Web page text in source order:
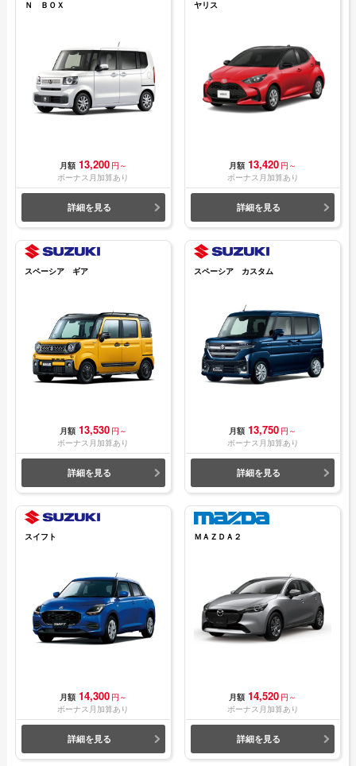
Ｎ ＢＯＸ
月額 13,200 円～
ボーナス月加算あり
詳細を見る
ヤリス
月額 13,420 円～
ボーナス月加算あり
詳細を見る
スペーシア ギア
月額 13,530 円～
ボーナス月加算あり
詳細を見る
スペーシア カスタム
月額 13,750 円～
ボーナス月加算あり
詳細を見る
スイフト
月額 14,300 円～
ボーナス月加算あり
詳細を見る
ＭＡＺＤＡ２
月額 14,520 円～
ボーナス月加算あり
詳細を見る